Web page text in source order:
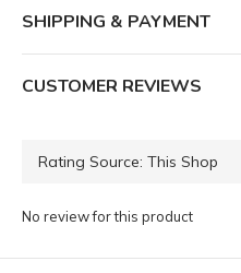
SHIPPING & PAYMENT
CUSTOMER REVIEWS
No review for this product